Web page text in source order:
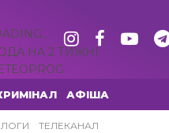
НА 2 ТИЖНІ
АФІША
ТЕЛЕКАНАЛ